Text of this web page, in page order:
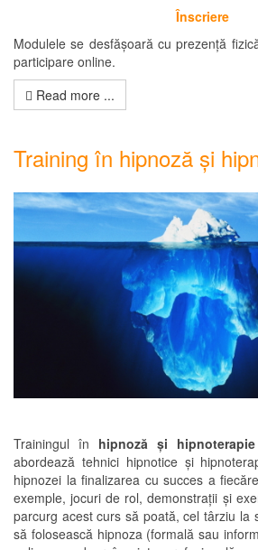
Înscriere
Modulele se desfășoară cu prezență
participare online.
Read more ...
Training în hipnoză și
Trainingul în hipnoză și hipnoterapie
abordează tehnici hipnotice și
hipnozei la finalizarea cu succes a
exemple, jocuri de rol, demonstrații și
parcurg acest curs să poată, cel târziu la
să folosească hipnoza (formală sau